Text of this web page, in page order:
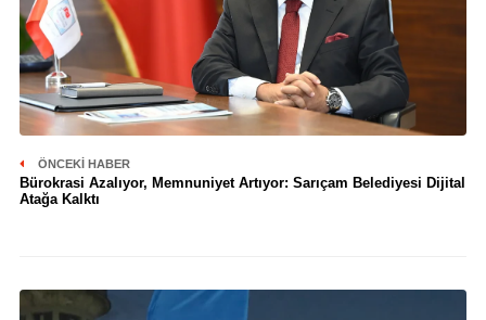
ÖNCEKI HABER
Bürokrasi Azalıyor, Memnuniyet Artıyor: Sarıçam Belediyesi Dijital
Atağa Kalktı